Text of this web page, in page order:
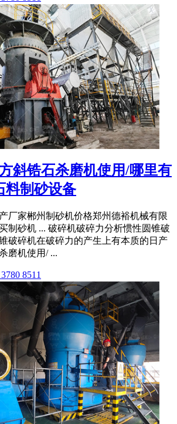
斜锆石杀磨机使用/哪里有
料制砂设备
厂家郴州制砂机价格郑州德裕机械有限
制砂机 ... 破碎机破碎力分析惯性圆锥破
破碎机在破碎力的产生上有本质的日产
磨机使用/ ...
8511